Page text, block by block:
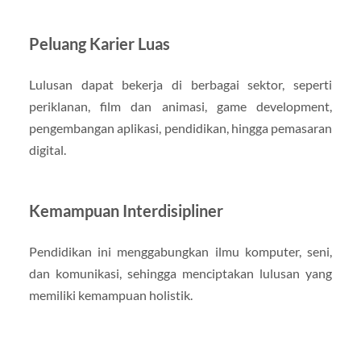
Peluang Karier Luas
Lulusan dapat bekerja di berbagai sektor, seperti
periklanan, film dan animasi, game development,
pengembangan aplikasi, pendidikan, hingga pemasaran
digital.
Kemampuan Interdisipliner
Pendidikan ini menggabungkan ilmu komputer, seni,
dan komunikasi, sehingga menciptakan lulusan yang
memiliki kemampuan holistik.